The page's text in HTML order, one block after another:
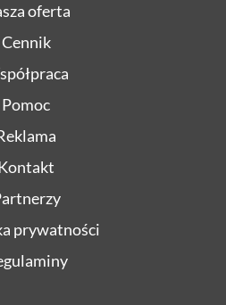
oferta
Cennik
Pomoc
prywatności